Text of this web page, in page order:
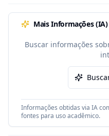
Mais Informações (IA)
Buscar informações
Informações obtidas via IA
fontes para uso acadêmico.